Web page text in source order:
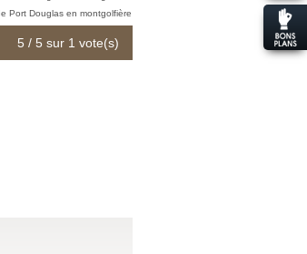
5 / 5 sur 1 vote(s)